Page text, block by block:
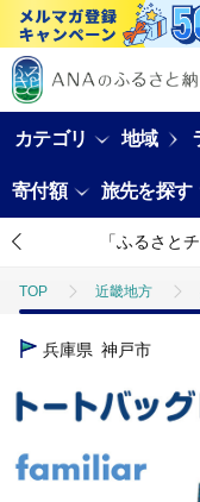
カテゴリ 地域
寄付額 旅先を探す
「ふるさと
TOP 近畿地方
TOP
兵庫県 神戸市